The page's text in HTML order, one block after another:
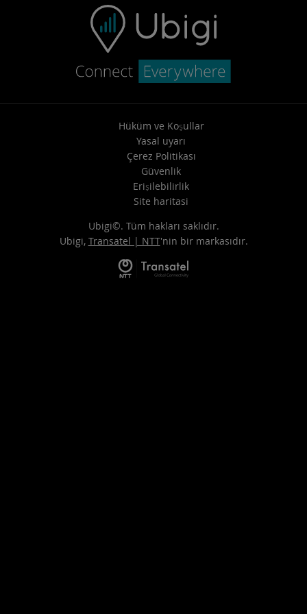
Hüküm ve Koşullar
Yasal uyarı
Çerez Politikası
Güvenlik
Erişilebilirlik
Site haritasi
Ubigi©. Tüm hakları saklıdır.
Ubigi, Transatel | NTT'nin bir markasıdır.